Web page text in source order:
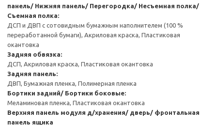
панель/ Нижняя панель/ Перегородка/ Несъемная полка/
Съемная полка:
ДСП и ДВП с сотовидным бумажным наполнителем (100 %
переработанной бумаги), Акриловая краска, Пластиковая
окантовка
Задняя обвязка:
ДСП, Акриловая краска, Пластиковая окантовка
Задняя панель:
ДВП, Бумажная пленка, Полимерная пленка
Бортики задний/ Бортики боковые:
Меламиновая пленка, Пластиковая окантовка
Верхняя панель модуля д/хранения/ дверь/ фронтальная
панель ящика